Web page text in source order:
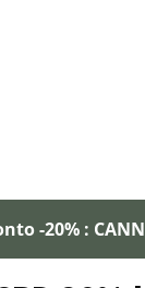
-20% :